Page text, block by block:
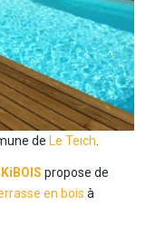
de Le Teich
propose de
en bois à